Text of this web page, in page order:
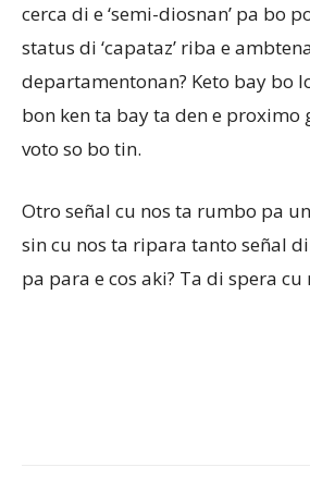
cerca di e ‘semi-diosnan’ pa bo
status di ‘capataz’ riba e
departamentonan? Keto bay bo
bon ken ta bay ta den e proximo
voto so bo tin.
Otro señal cu nos ta rumbo pa
sin cu nos ta ripara tanto señal
pa para e cos aki? Ta di spera